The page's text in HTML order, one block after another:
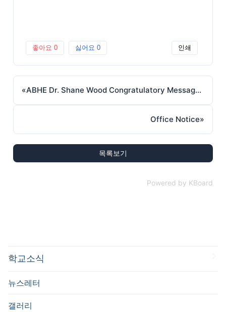
좋아요 0 싫어요 0 인쇄
« ABHE Dr. Shane Wood Congratulatory Message for the 30th Anniversary
Office Notice»
목록보기
Powered by KBoard
학교소식
뉴스레터
갤러리